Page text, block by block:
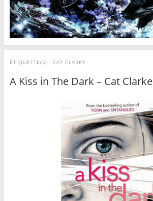
ÉTIQUETTE(S) : CAT CLARKE
A Kiss in The Dark – Cat Clarke